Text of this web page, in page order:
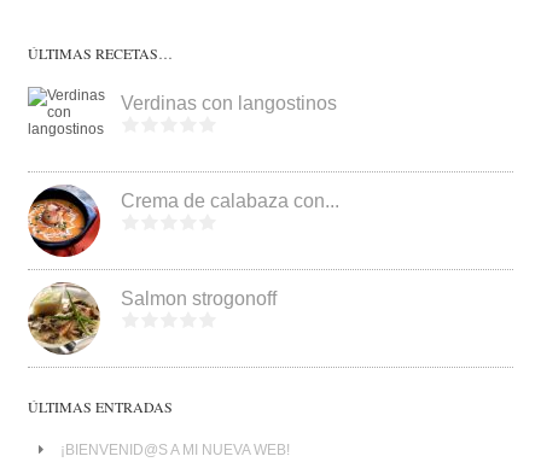
ÚLTIMAS RECETAS…
Verdinas con langostinos
Crema de calabaza con...
Salmon strogonoff
ÚLTIMAS ENTRADAS
¡BIENVENID@S A MI NUEVA WEB!